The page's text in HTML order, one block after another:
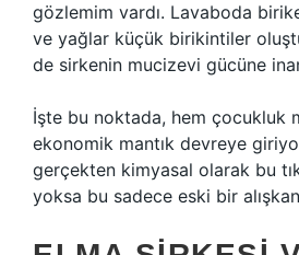
gözlemim vardı. Lavaboda
ve yağlar küçük birikintiler
de sirkenin mucizevi gücüne
İşte bu noktada, hem çocukluk
ekonomik mantık devreye
gerçekten kimyasal olarak bu
yoksa bu sadece eski bir